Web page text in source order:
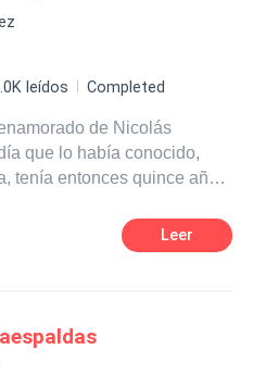
leídos Completed
de Nicolás
que lo había conocido,
tenía entonces quince años
su padre le pidiera casi
convenciera a su hijo de
realmente le molesta. Se
de la incorregible Heredera
Leer